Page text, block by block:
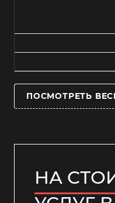
ПОСМОТРЕТЬ
НА